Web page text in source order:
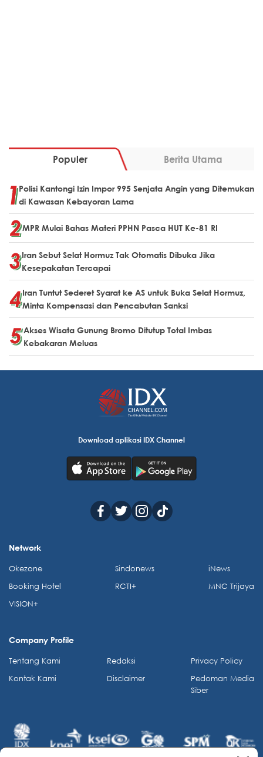
Populer Berita Utama
Polisi Kantongi Izin Impor 995 Senjata Angin yang Ditemukan
di Kawasan Kebayoran Lama
MPR Mulai Bahas Materi PPHN Pasca HUT Ke-81 RI
Iran Sebut Selat Hormuz Tak Otomatis Dibuka Jika
Kesepakatan Tercapai
Iran Tuntut Sederet Syarat ke AS untuk Buka Selat Hormuz,
Minta Kompensasi dan Pencabutan Sanksi
Akses Wisata Gunung Bromo Ditutup Total Imbas
Kebakaran Meluas
Download aplikasi IDX Channel
Network
Okezone
Booking Hotel
VISION+
Sindonews
RCTI+
iNews
MNC Trijaya
Company Profile
Tentang Kami
Kontak Kami
Redaksi
Disclaimer
Privacy Policy
Pedoman Media
Siber